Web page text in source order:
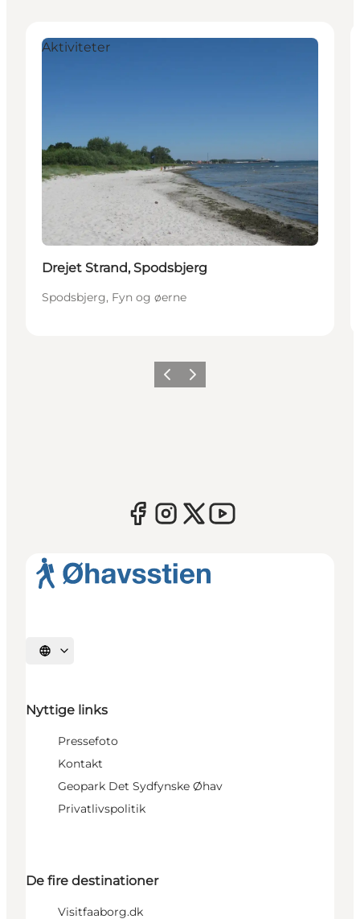
Aktiviteter
Drejet Strand, Spodsbjerg
Spodsbjerg, Fyn og øerne
ForrigeNæste
Vælg sprog
Nyttige links
Pressefoto
Kontakt
Geopark Det Sydfynske Øhav
Privatlivspolitik
De fire destinationer
Visitfaaborg.dk